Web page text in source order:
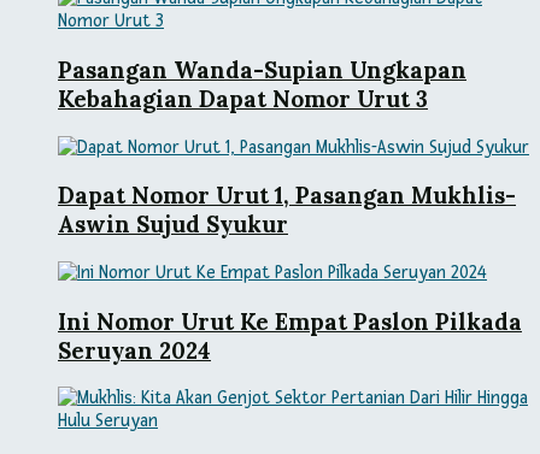
Pasangan Wanda-Supian Ungkapan
Kebahagian Dapat Nomor Urut 3
Dapat Nomor Urut 1, Pasangan Mukhlis-
Aswin Sujud Syukur
Ini Nomor Urut Ke Empat Paslon Pilkada
Seruyan 2024